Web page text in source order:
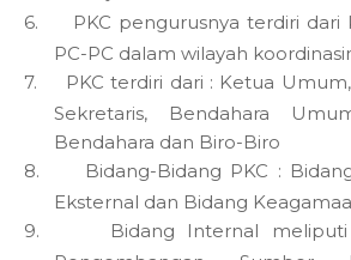
6.
PKC pengurusnya terdiri
PC-PC dalam wilayah
7.
PKC terdiri dari : Ketua
Sekretaris, Bendahara
Bendahara dan Biro-Biro
8.
Bidang-Bidang PKC :
Eksternal dan Bidang
9.
Bidang Internal